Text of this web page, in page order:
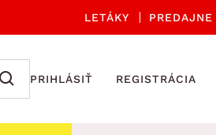
LETÁKY PREDAJNE
PRIHLÁSIŤ REGISTRÁCIA